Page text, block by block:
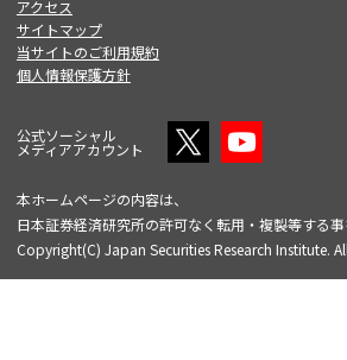
アクセス
サイトマップ
当サイトのご利用規約
個人情報保護方針
公式ソーシャル
メディアアカウント
本ホームページの内容は、
日本証券経済研究所の許可なく転用・複製等する事
Copyright(C) Japan Securities Research Institute.